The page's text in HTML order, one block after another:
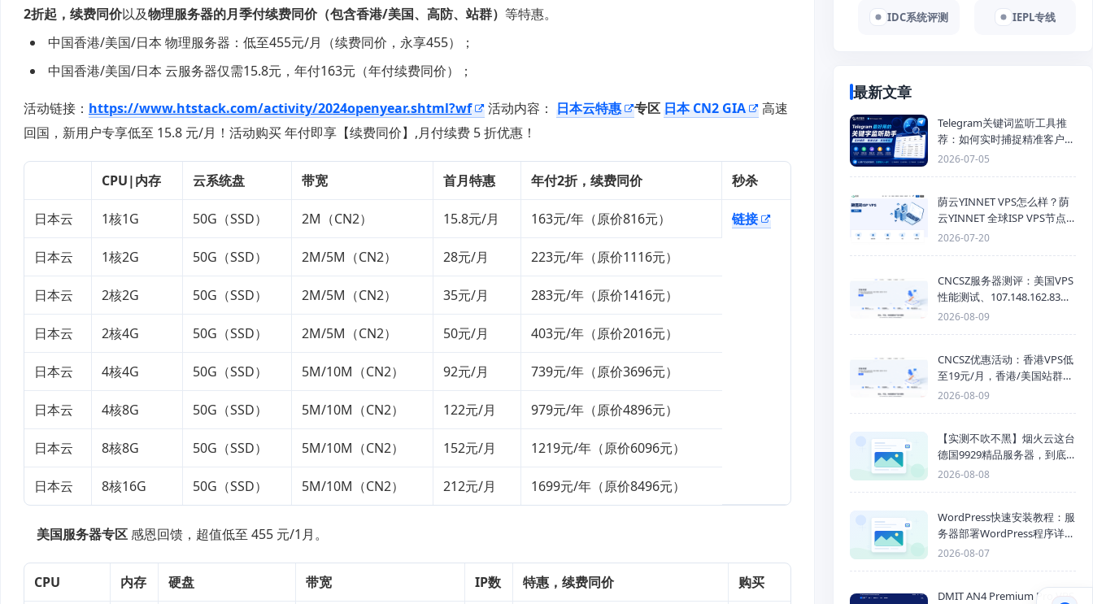
2折起，续费同价以及物理服务器的月季付续费同价（包含香港/美国、高防、站群） 等特惠。
中国香港/美国/日本 物理服务器：低至455元/月（续费同价，永享455）；
中国香港/美国/日本 云服务器仅需15.8元，年付163元（年付续费同价）；
活动链接： https://www.htstack.com/activity/2024openyear.shtml?wf 活动内容： 日本云特惠 专区日本 CN2 GIA
高速
回国，新用户专享低至 15.8 元/月！活动购买 年付即享【续费同价】,月付续费 5 折优惠！
CPU|内存 云系统盘 带宽 首月特惠 年付2折，续费同价 秒杀
日本云 1核1G 50G（SSD） 2M（CN2） 15.8元/月 163元/年（原价816元） 链接
日本云 1核2G 50G（SSD） 2M/5M（CN2） 28元/月 223元/年（原价1116元）
日本云 2核2G 50G（SSD） 2M/5M（CN2） 35元/月 283元/年（原价1416元）
日本云 2核4G 50G（SSD） 2M/5M（CN2） 50元/月 403元/年（原价2016元）
日本云 4核4G 50G（SSD） 5M/10M（CN2） 92元/月 739元/年（原价3696元）
日本云 4核8G 50G（SSD） 5M/10M（CN2） 122元/月 979元/年（原价4896元）
日本云 8核8G 50G（SSD） 5M/10M（CN2） 152元/月 1219元/年（原价6096元）
日本云 8核16G 50G（SSD） 5M/10M（CN2） 212元/月 1699元/年（原价8496元）
美国服务器专区感恩回馈，超值低至 455 元/1月。
CPU 内存 硬盘 带宽 IP数 特惠，续费同价 购买
IDC系统评测 IEPL专线
最新文章
Telegram关键词监听工具推
荐：如何实时捕捉精准客户，
提高获客效率？
2026-07-05
荫云YINNET VPS怎么样？荫
云YINNET 全球ISP VPS节点
与双ISP 服务器推荐
2026-07-20
CNCSZ服务器测评：美国VPS
性能测试、107.148.162.83线
路测速与网络评测
2026-08-09
CNCSZ优惠活动：香港VPS低
至19元/月，香港/美国站群服
务器首月半价，物理机399元/
2026-08-09
【实测不吹不黑】烟火云这台
德国9929精品服务器，到底
能不能打？
2026-08-08
WordPress快速安装教程：服
务器部署WordPress程序详细
步骤
2026-08-07
DMIT AN4 Premium Pro VPS